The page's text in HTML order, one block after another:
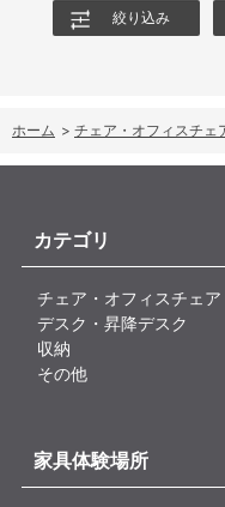
絞り込み
ホーム > チェア・オフィスチェ
カテゴリ
チェア・オフィスチェア
デスク・昇降デスク
収納
その他
家具体験場所